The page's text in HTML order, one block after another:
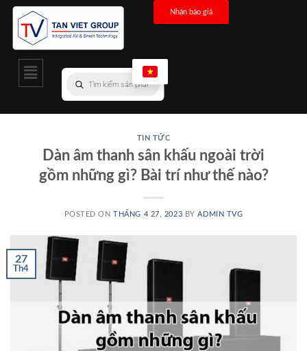
Nhận báo giá
TIN TỨC
Dàn âm thanh sân khấu ngoài trời
gồm những gì? Bài trí như thế nào?
POSTED ONTHÁNG 4 27, 2023 BYADMIN TVG
27
Th4